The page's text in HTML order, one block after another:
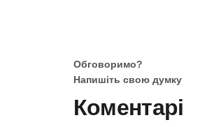
Обговоримо?
Напишіть свою думку
Коментарі